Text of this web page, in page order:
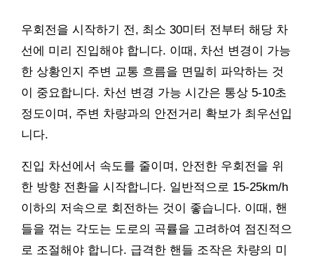
우회전을 시작하기 전, 최소 30미터 전부터 해당 차
선에 미리 진입해야 합니다. 이때, 차선 변경이 가능
한 상황인지 주변 교통 흐름을 면밀히 파악하는 것
이 중요합니다. 차선 변경 가능 시간은 통상 5-10초
정도이며, 주변 차량과의 안전거리 확보가 최우선입
니다.
진입 차선에서 속도를 줄이며, 안전한 우회전을 위
한 방향 전환을 시작합니다. 일반적으로 15-25km/h
이하의 저속으로 회전하는 것이 좋습니다. 이때, 핸
들을 꺾는 각도는 도로의 곡률을 고려하여 점진적으
로 조절해야 합니다. 급격한 핸들 조작은 차량의 미